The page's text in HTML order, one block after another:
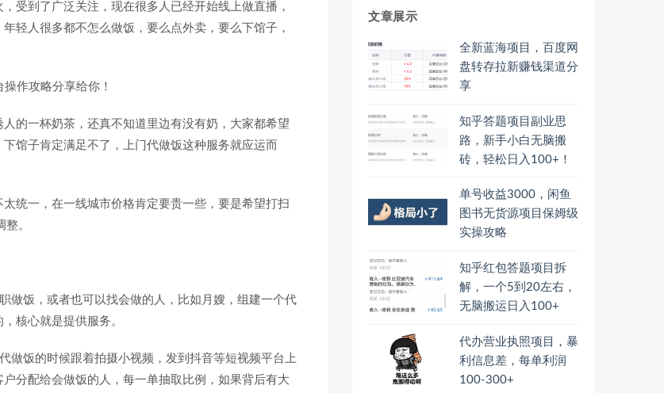
受到了广泛关注，现在很多人已经开始线上做直播，
轻人很多都不怎么做饭，要么点外卖，要么下馆子，
的一杯奶茶，还真不知道里边有没有奶，大家都希望
馆子肯定满足不了，上门代做饭这种服务就应运而
统一，在一线城市价格肯定要贵一些，要是希望打扫
。
做饭，或者也可以找会做的人，比如月嫂，组建一个代
核心就是提供服务。
做饭的时候跟着拍摄小视频，发到抖音等短视频平台上
分配给会做饭的人，每一单抽取比例，如果背后有大
文章展示
全新蓝海项目，百度网
盘转存拉新赚钱渠道分
享
知乎答题项目副业思
路，新手小白无脑搬
砖，轻松日入100+！
单号收益3000，闲鱼
图书无货源项目保姆级
实操攻略
知乎红包答题项目拆
解，一个5到20左右，
无脑搬运日入100+
代办营业执照项目，暴
利信息差，每单利润
100-300+